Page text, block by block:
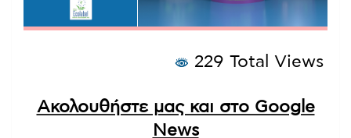
229 Total Views
Ακολουθήστε μας και στο Google
News